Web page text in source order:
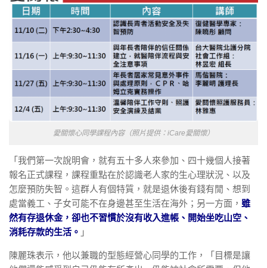
愛關懷心同學課程內容（照片提供：iCare愛關懷）
「我們第一次說明會，就有五十多人來參加、四十幾個人接著
報名正式課程，課程重點在於認識老人家的生心理狀況、以及
怎麼預防失智。這群人有個特質，就是退休後有錢有閒、想到
處當義工、子女可能不在身邊甚至生活在海外；另一方面， 雖
然有存退休金，卻也不習慣於沒有收入進帳、開始坐吃山空、
消耗存款的生活。 」
陳麗珠表示，他以兼職的型態經營心同學的工作，「目標是讓